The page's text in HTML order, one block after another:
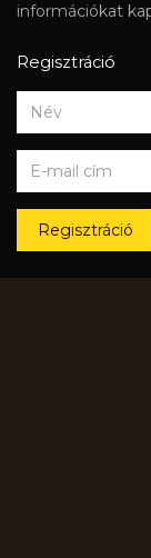
információkat
Regisztráció
Regisztráció